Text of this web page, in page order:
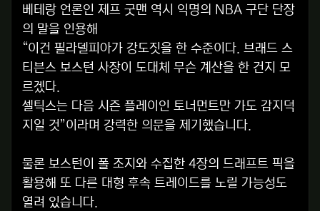
베테랑 언론인 제프 굿맨 역시 익명의 NBA 구단 단장
의 말을 인용해
“이건 필라델피아가 강도짓을 한 수준이다. 브래드 스
티븐스 보스턴 사장이 도대체 무슨 계산을 한 건지 모
르겠다.
셀틱스는 다음 시즌 플레이인 토너먼트만 가도 감지덕
지일 것”이라며 강력한 의문을 제기했습니다.
물론 보스턴이 폴 조지와 수집한 4장의 드래프트 픽을
활용해 또 다른 대형 후속 트레이드를 노릴 가능성도
열려 있습니다.